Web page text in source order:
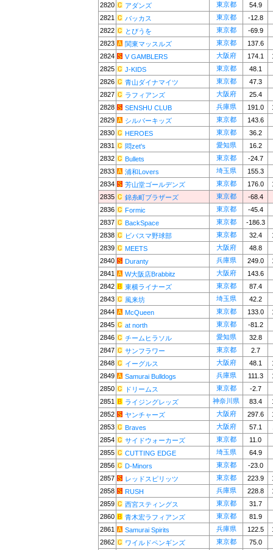
2820
アダンズ 東京都
54.9
2821
バッカス 東京都
-12.8
2822
とびうを 東京都
-69.9
2823
関東マッスルズ 東京都
137.6
2824
V GAMBLERS 大阪府 174.1
2825
J-KIDS 東京都
48.1
2826
青山ダイナマイツ 東京都
47.3
2827
ラフィアンズ 大阪府
25.4
2828
SENSHU CLUB 兵庫県 191.0
2829
シルバーキッズ 東京都
143.6
2830
HEROES 東京都
36.2
2831
悶zet's 愛知県
16.2
2832
Bullets 東京都
-24.7
2833
浦和Lovers 埼玉県
155.3
2834
芳山堂ゴールデンズ 東京都 176.0
2835
錦糸町ブラザーズ 東京都
-68.4
2836
Formic 東京都
-45.4
2837
BackSpace 東京都
-186.3
2838
ビバスマ野球部 東京都 32.4
2839
MEETS 大阪府
48.8
2840
Duranty 兵庫県 249.0
2841
W大阪店Brabbitz 大阪府
143.6
2842
東横ライナーズ 東京都
87.4
2843
風来坊 埼玉県
42.2
2844
McQueen 東京都 133.0
2845
at north 東京都
-81.2
2846
チームヒラソル 愛知県
32.8
2847
サンフラワー 東京都
2.7
2848
イーグルス 大阪府 48.1
2849
Samurai Bulldogs 兵庫県 111.3
2850
ドリームス 東京都
-2.7
2851
ライジングレッズ 神奈川県 83.4
2852
ヤンチャーズ 大阪府 297.6
2853
Braves 大阪府 57.1
2854
サイドウォーカーズ 東京都
11.0
2855
CUTTING EDGE 埼玉県
64.9
2856
D-Minors 東京都
-23.0
2857
レッドスピリッツ 東京都 223.9
2858
RUSH 兵庫県 228.8
2859
西宮スティングス 東京都
31.7
2860
青木宏ラフィアンズ 東京都
81.9
2861
Samurai Spirits 兵庫県 122.5
2862
ワイルドペンギンズ 東京都
75.0